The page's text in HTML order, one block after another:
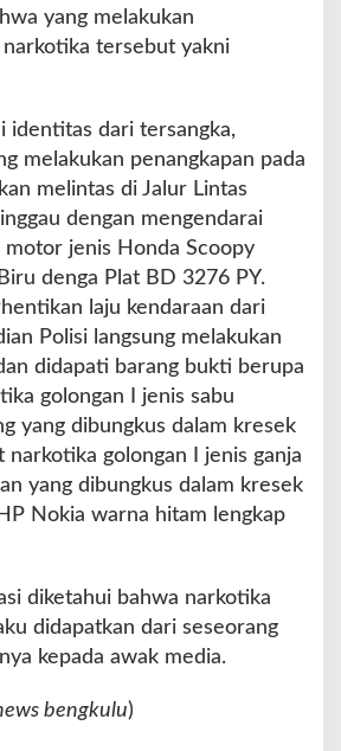
g
n
g
p
P
o
s
i
yang melakukan
narkotika tersebut yakni
identitas dari tersangka,
melakukan penangkapan pada
melintas di Jalur Lintas
dengan mengendarai
jenis Honda Scoopy
denga Plat BD 3276 PY.
laju kendaraan dari
Polisi langsung melakukan
didapati barang bukti berupa
golongan I jenis sabu
yang dibungkus dalam kresek
narkotika golongan I jenis ganja
yang dibungkus dalam kresek
Nokia warna hitam lengkap
diketahui bahwa narkotika
didapatkan dari seseorang
kepada awak media.
bengkulu)